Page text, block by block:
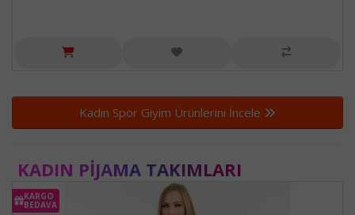
Kadın Spor Giyim Ürünlerini İncele
KADIN PIJAMA TAKIMLARI
KARGO
BEDAVA